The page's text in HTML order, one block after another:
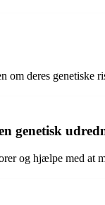
om deres genetiske
genetisk
og hjælpe med at